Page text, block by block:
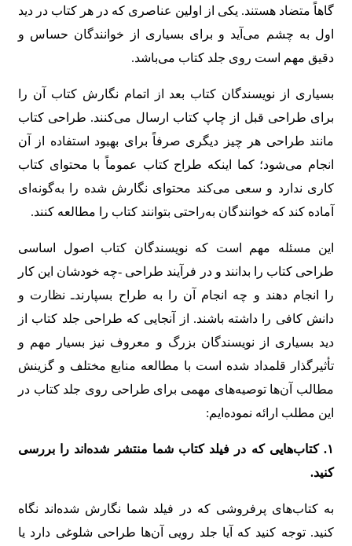
گاهاً متضاد هستند. یکی از اولین عناصری که در هر کتاب در دید
اول به چشم می‌آید و برای بسیاری از خوانندگان حساس و
دقیق مهم است روی جلد کتاب می‌باشد.
بسیاری از نویسندگان کتاب بعد از اتمام نگارش کتاب آن را
برای طراحی قبل از چاپ کتاب ارسال می‌کنند. طراحی کتاب
مانند طراحی هر چیز دیگری صرفاً برای بهبود استفاده از آن
انجام می‌شود؛ کما اینکه طراح کتاب عموماً با محتوای کتاب
کاری ندارد و سعی می‌کند محتوای نگارش شده را به‌گونه‌ای
آماده کند که خوانندگان به‌راحتی بتوانند کتاب را مطالعه کنند.
این مسئله مهم است که نویسندگان کتاب اصول اساسی
طراحی کتاب را بدانند و در فرآیند طراحی -چه خودشان این کار
را انجام دهند و چه انجام آن را به طراح بسپارندـ نظارت و
دانش کافی را داشته باشند. از آنجایی که طراحی جلد کتاب از
دید بسیاری از نویسندگان بزرگ و معروف نیز بسیار مهم و
تأثیرگذار قلمداد شده است با مطالعه منابع مختلف و گزینش
مطالب آن‌ها توصیه‌های مهمی برای طراحی روی جلد کتاب در
این مطلب ارائه نموده‌ایم:
۱.کتاب‌هایی که در فیلد کتاب شما منتشر شده‌اند را بررسی
کنید.
به کتاب‌های پرفروشی که در فیلد شما نگارش شده‌اند نگاه
کنید. توجه کنید که آیا جلد رویی آن‌ها طراحی شلوغی دارد یا